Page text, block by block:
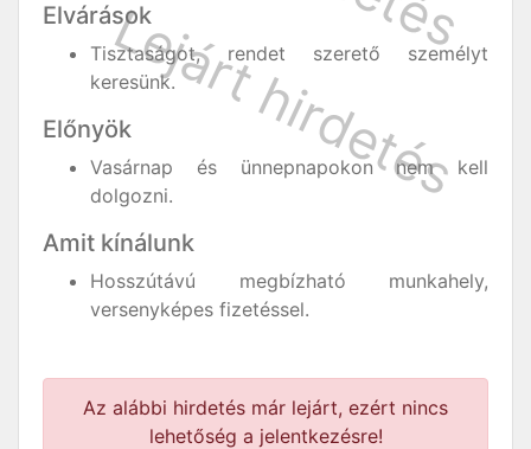
Elvárások
Tisztaságot, rendet szerető személyt
keresünk.
Előnyök
Vasárnap és ünnepnapokon nem kell
dolgozni.
Amit kínálunk
Hosszútávú megbízható munkahely,
versenyképes fizetéssel.
Az alábbi hirdetés már lejárt, ezért nincs
lehetőség a jelentkezésre!